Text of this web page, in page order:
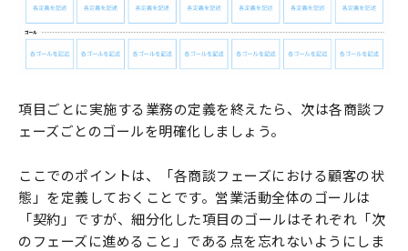
項目ごとに実施する業務の定義を終えたら、次は各商談フ
ェーズごとのゴールを明確化しましょう。
ここでのポイントは、「各商談フェーズにおける顧客の状
態」を定義しておくことです。営業活動全体のゴールは
「契約」ですが、細分化した項目のゴールはそれぞれ「次
のフェーズに進めること」である点を忘れないようにしま